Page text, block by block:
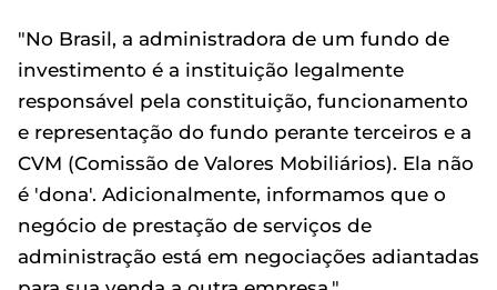
"No Brasil, a administradora de um fundo de
investimento é a instituição legalmente
responsável pela constituição, funcionamento
e representação do fundo perante terceiros e a
CVM (Comissão de Valores Mobiliários). Ela não
é 'dona'. Adicionalmente, informamos que o
negócio de prestação de serviços de
administração está em negociações adiantadas